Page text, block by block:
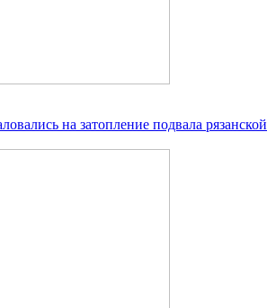
на затопление подвала рязанской